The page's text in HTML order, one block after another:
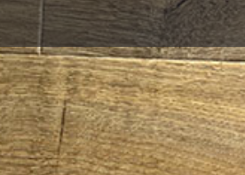
Informations sur le livre
Partager cette fiche